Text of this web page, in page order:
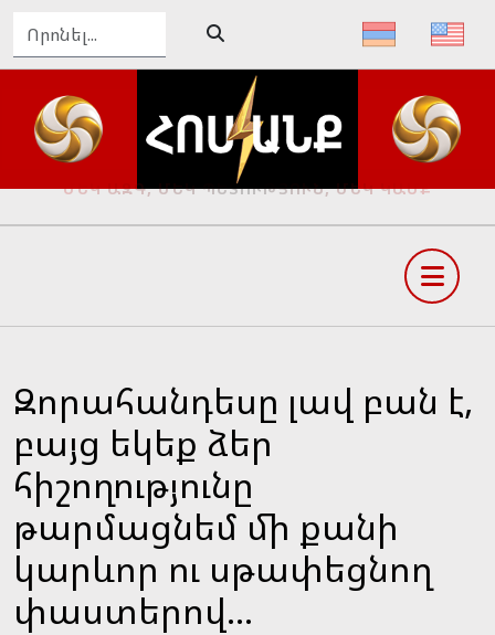
Զորահանդեսը լավ բան է,
բայց եկեք ձեր
հիշողությունը
թարմացնեմ մի քանի
կարևոր ու սթափեցնող
փաստերով...